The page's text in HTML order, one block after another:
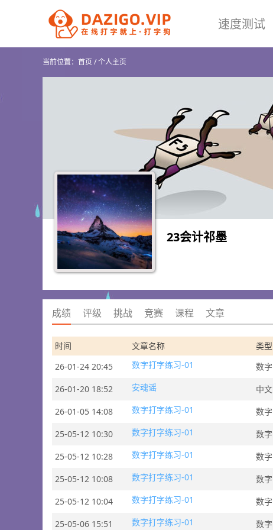
速度测试
当前位置： 首页/个人主页
23会计祁墨
成绩 评级 挑战 竞赛 课程 文章
时间 文章名称 类型
26-01-24 20:45
数字打字练习-01 数字
26-01-20 18:52
安魂谣 中文
26-01-05 14:08
数字打字练习-01 数字
25-05-12 10:30
数字打字练习-01 数字
25-05-12 10:28
数字打字练习-01 数字
25-05-12 10:08
数字打字练习-01 数字
25-05-12 10:04
数字打字练习-01 数字
25-05-06 15:51
数字打字练习-01 数字